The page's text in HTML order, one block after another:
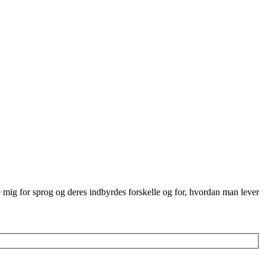
for sprog og deres indbyrdes forskelle og for, hvordan man lever